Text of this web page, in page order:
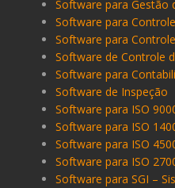
Software para Gestão
Software para
Software para
Software de Controle
Software para
Software de Inspeção
Software para ISO
Software para ISO
Software para ISO
Software para ISO
Software para SGI –